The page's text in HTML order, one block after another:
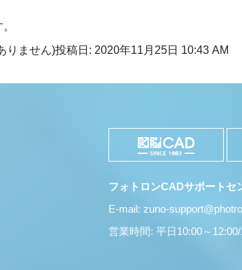
りません)投稿日: 2020年11月25日 10:43 AM
フォトロンCADサポートセ
E-mail: zuno-
営業時間: 平日10:00～